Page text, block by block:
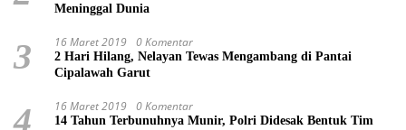
Meninggal Dunia
3 16 Maret 2019 0 Komentar
2 Hari Hilang, Nelayan Tewas Mengambang di Pantai
Cipalawah Garut
4 16 Maret 2019 0 Komentar
14 Tahun Terbunuhnya Munir, Polri Didesak Bentuk Tim